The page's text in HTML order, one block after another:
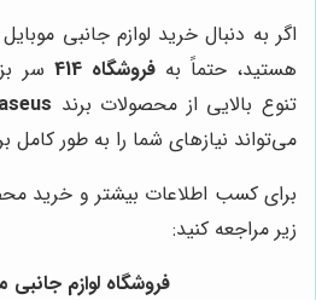
اگر به دنبال خرید لوازم جانبی
هستید، حتماً بهفروشگاه 414
سر
تنوع بالایی از محصولات برند
می‌تواند نیازهای شما را به طور کامل
برای کسب اطلاعات بیشتر و خرید
زیر مراجعه کنید:
فروشگاه لوازم جانبی